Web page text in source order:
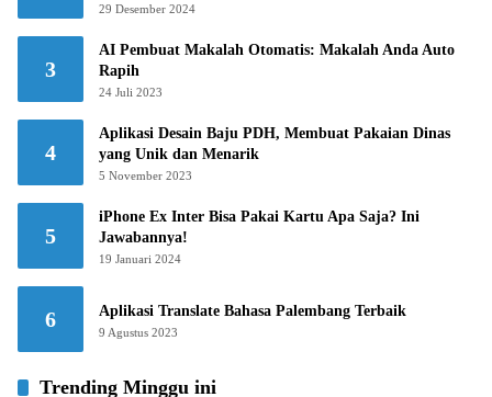
29 Desember 2024
3
AI Pembuat Makalah Otomatis: Makalah Anda Auto
Rapih
24 Juli 2023
4
Aplikasi Desain Baju PDH, Membuat Pakaian Dinas
yang Unik dan Menarik
5 November 2023
5
iPhone Ex Inter Bisa Pakai Kartu Apa Saja? Ini
Jawabannya!
19 Januari 2024
6 Aplikasi Translate Bahasa Palembang Terbaik
9 Agustus 2023
Trending Minggu ini